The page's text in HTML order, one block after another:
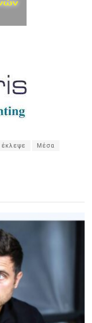
έκλεψε Μέσα